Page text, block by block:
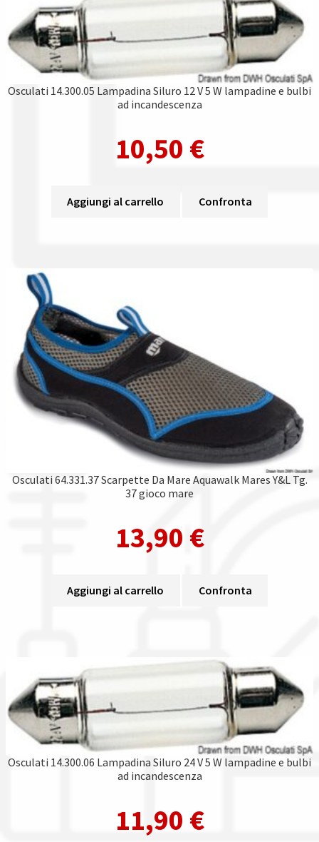
Osculati 14.300.05 Lampadina Siluro 12 V 5 W lampadine e bulbi
ad incandescenza
10,50 €
Aggiungi al carrello Confronta
Osculati 64.331.37 Scarpette Da Mare Aquawalk Mares Y&L Tg.
37 gioco mare
13,90 €
Aggiungi al carrello Confronta
Osculati 14.300.06 Lampadina Siluro 24 V 5 W lampadine e bulbi
ad incandescenza
11,90 €